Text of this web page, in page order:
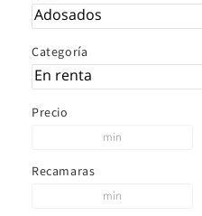
Categoría
Precio
Recamaras